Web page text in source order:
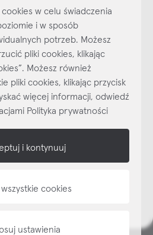
na wyciągnięcie ręki, zapisz się już
newslettera!
NEWSLETTER
w celu świadczenia
i w sposób
potrzeb. Możesz
pliki cookies, klikając
Możesz również
pliki cookies, klikając przycisk
więcej informacji, odwiedź
Polityka prywatności
i kontynuuj
cookies
ustawienia